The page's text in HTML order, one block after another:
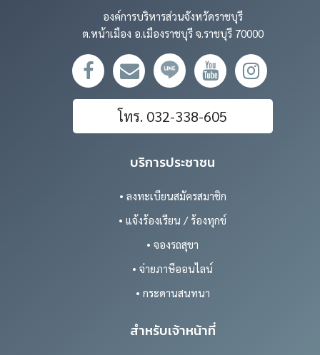
องค์การบริหารส่วนจังหวัดราชบุรี
ต.หน้าเมือง อ.เมืองราชบุรี จ.ราชบุรี 70000
โทร. 032-338-605
บริการประชาชน
• ลงทะเบียนสมัครสมาชิก
• แจ้งร้องเรียน / ร้องทุกข์
• จองรถสุขา
• จ่ายภาษีออนไลน์
• กระดานสนทนา
สำหรับเจ้าหน้าที่